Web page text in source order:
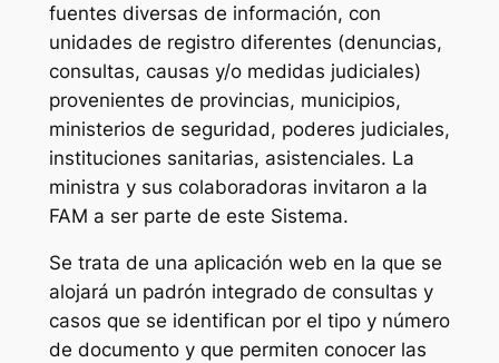
fuentes diversas de información, con
unidades de registro diferentes (denuncias,
consultas, causas y/o medidas judiciales)
provenientes de provincias, municipios,
ministerios de seguridad, poderes judiciales,
instituciones sanitarias, asistenciales. La
ministra y sus colaboradoras invitaron a la
FAM a ser parte de este Sistema.
Se trata de una aplicación web en la que se
alojará un padrón integrado de consultas y
casos que se identifican por el tipo y número
de documento y que permiten conocer las